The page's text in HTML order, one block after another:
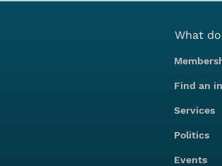
What
Find an
Services
Politics
Events